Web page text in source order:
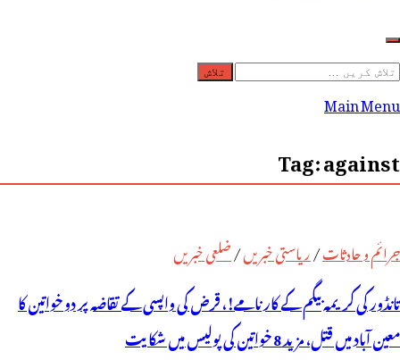
تلاش
کریں
Main Menu
Tag:against
جرائم و حادثات/ریاستی خبریں/ضلعی خبریں
تانڈور کی کریمہ بیگم کے کارنامے!، قرض کی واپسی کے تقاضہ پر دو خواتین کا
معین آباد میں قتل، مزید 8 خواتین کی پولیس میں شکایت